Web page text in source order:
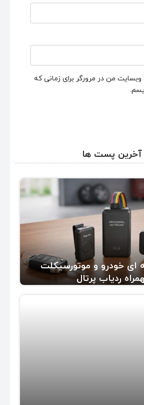
وبسایت من در مرورگر برای زمانی که
آخرین پست ها
ای خودرو و موتورسیکلت
ردیاب پرتال